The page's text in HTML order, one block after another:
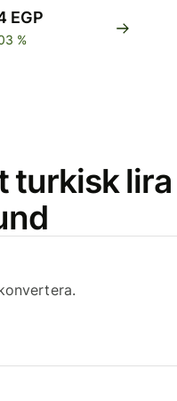
EGP
%
turkisk lira